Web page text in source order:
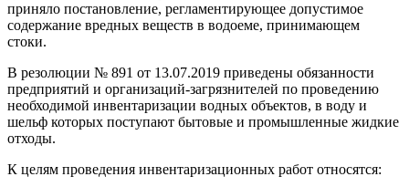
приняло постановление, регламентирующее допустимое
содержание вредных веществ в водоеме, принимающем
стоки.
В резолюции № 891 от 13.07.2019 приведены обязанности
предприятий и организаций-загрязнителей по проведению
необходимой инвентаризации водных объектов, в воду и
шельф которых поступают бытовые и промышленные жидкие
отходы.
К целям проведения инвентаризационных работ относятся: